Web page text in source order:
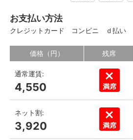
お支払い方法
クレジットカード コンビニ ｄ払い
価格（円） 残席
通常運賃:
4,550 満席
ネット割:
3,920 満席